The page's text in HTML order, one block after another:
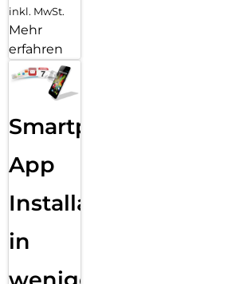
inkl. MwSt.
Mehr
erfahren
Smartphone
App
Installation
in